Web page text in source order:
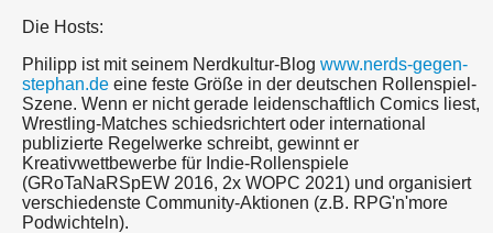
Die Hosts:
Philipp ist mit seinem Nerdkultur-Blog www.nerds-gegen-
stephan.de eine feste Größe in der deutschen Rollenspiel-
Szene. Wenn er nicht gerade leidenschaftlich Comics liest,
Wrestling-Matches schiedsrichtert oder international
publizierte Regelwerke schreibt, gewinnt er
Kreativwettbewerbe für Indie-Rollenspiele
(GRoTaNaRSpEW 2016, 2x WOPC 2021) und organisiert
verschiedenste Community-Aktionen (z.B. RPG'n'more
Podwichteln).